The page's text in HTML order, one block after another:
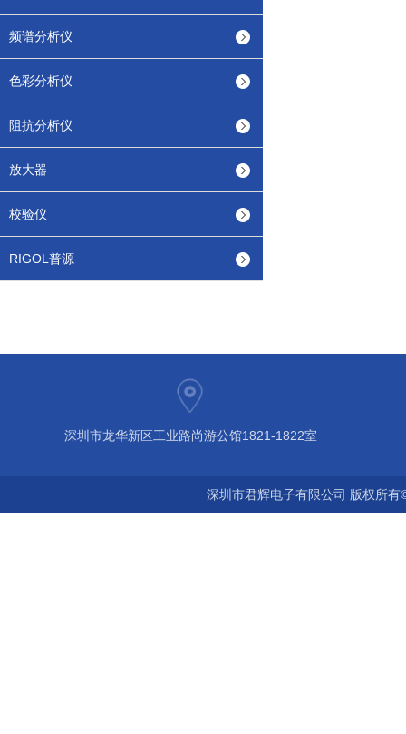
频谱分析仪
色彩分析仪
阻抗分析仪
放大器
校验仪
RIGOL普源
深圳市龙华新区工业路尚游公馆1821-1822室
深圳市君辉电子有限公司 版权所